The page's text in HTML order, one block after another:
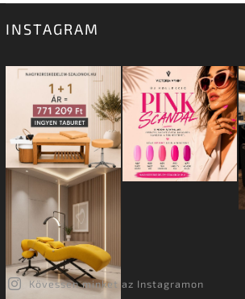
INSTAGRAM
Kövessen minket az Instagramon